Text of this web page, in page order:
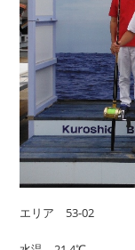
エリア 53-02